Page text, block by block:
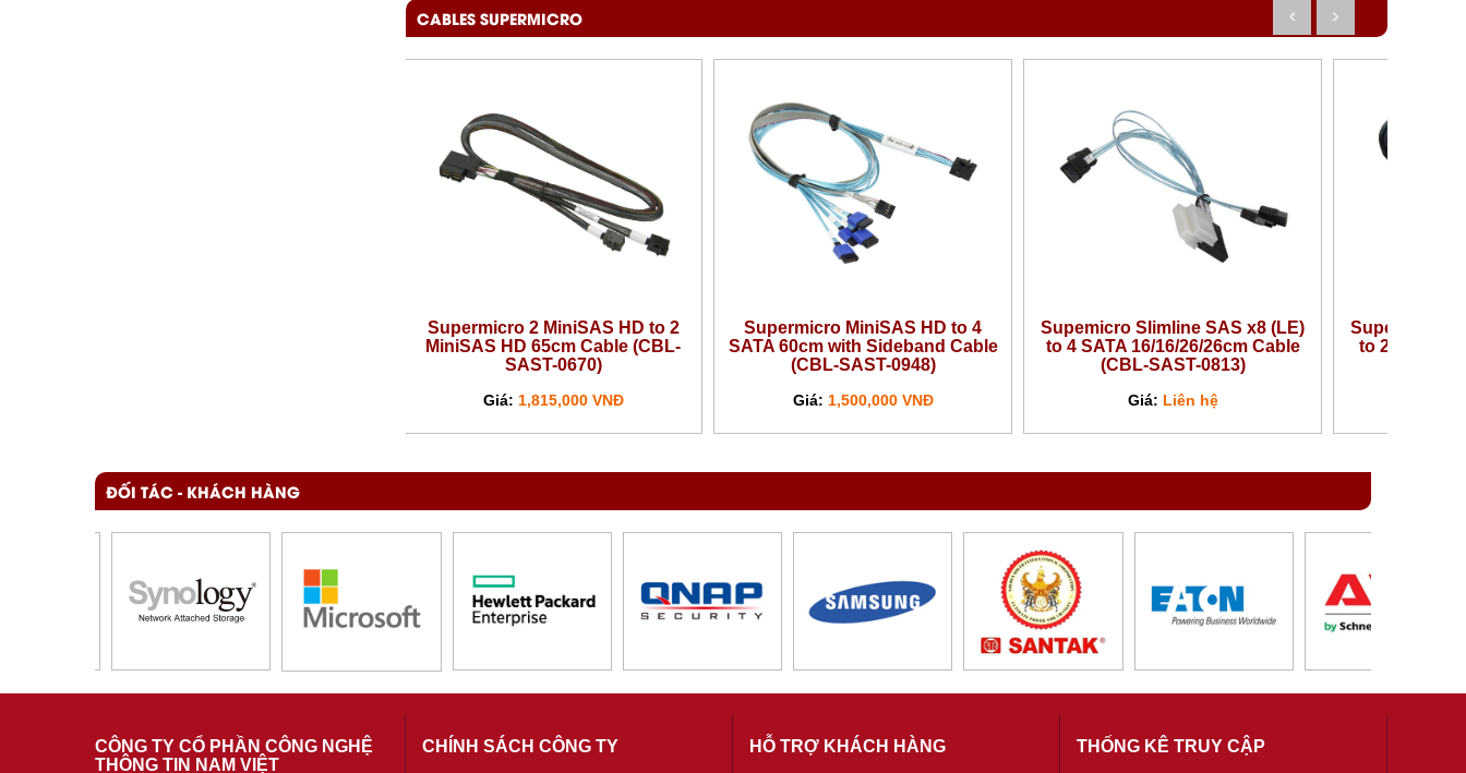
CABLES SUPERMICRO
Supermicro 2 MiniSAS HD to 2
MiniSAS HD 65cm Cable (CBL-
SAST-0670)
Giá: 1,815,000 VNĐ
Supermicro MiniSAS HD to 4
SATA 60cm with Sideband Cable
(CBL-SAST-0948)
Giá: 1,500,000 VNĐ
Supemicro Slimline SAS x8 (LE)
to 4 SATA 16/16/26/26cm Cable
(CBL-SAST-0813)
Giá: Liên hệ
Supemicro
to 2x
ĐỐI TÁC - KHÁCH HÀNG
CÔNG TY CỔ PHẦN CÔNG NGHỆ
THÔNG TIN NAM VIỆT
CHÍNH SÁCH CÔNG TY HỖ TRỢ KHÁCH HÀNG THỐNG KÊ TRUY CẬP